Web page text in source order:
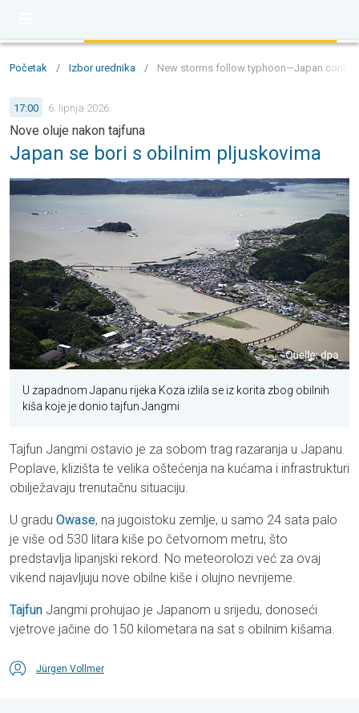
Početak / Izbor urednika / New storms follow typhoon—Japan
17:00 6. lipnja 2026.
Nove oluje nakon tajfuna
Japan se bori s obilnim pljuskovima
U zapadnom Japanu rijeka Koza izlila se iz korita zbog obilnih
kiša koje je donio tajfun Jangmi
Tajfun Jangmi ostavio je za sobom trag razaranja u Japanu.
Poplave, klizišta te velika oštećenja na kućama i infrastrukturi
obilježavaju trenutačnu situaciju.
U gradu Owase, na jugoistoku zemlje, u samo 24 sata palo
je više od 530 litara kiše po četvornom metru, što
predstavlja lipanjski rekord. No meteorolozi već za ovaj
vikend najavljuju nove obilne kiše i olujno nevrijeme.
Tajfun Jangmi prohujao je Japanom u srijedu, donoseći
vjetrove jačine do 150 kilometara na sat s obilnim kišama.
Jürgen Vollmer